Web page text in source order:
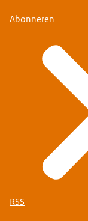
Abonneren
RSS